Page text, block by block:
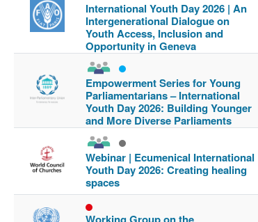
International Youth Day 2026 | An
Intergenerational Dialogue on
Youth Access, Inclusion and
Opportunity in Geneva
Empowerment Series for Young
Parliamentarians – International
Youth Day 2026: Building Younger
and More Diverse Parliaments
Webinar | Ecumenical International
Youth Day 2026: Creating healing
spaces